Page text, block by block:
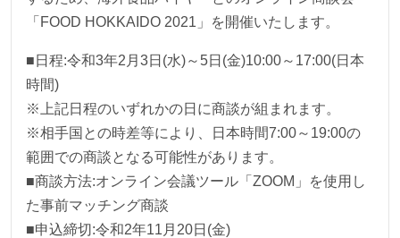
「FOOD HOKKAIDO 2021」を開催いたします。
■日程:令和3年2月3日(水)～5日(金)10:00～17:00(日本
時間)
※上記日程のいずれかの日に商談が組まれます。
※相手国との時差等により、日本時間7:00～19:00の
範囲での商談となる可能性があります。
■商談方法:オンライン会議ツール「ZOOM」を使用し
た事前マッチング商談
■申込締切:令和2年11月20日(金)